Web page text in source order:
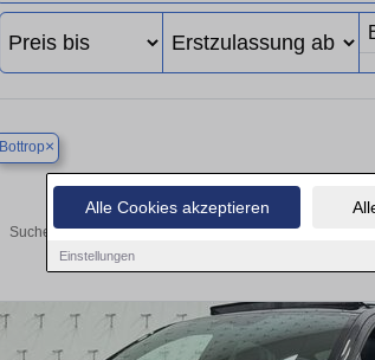
Alle Cookies akzeptieren
Einstellungen
Bottrop×
Finden Sie in
Suchen Sie in Bottrop einen Hyundai IONIQ 6